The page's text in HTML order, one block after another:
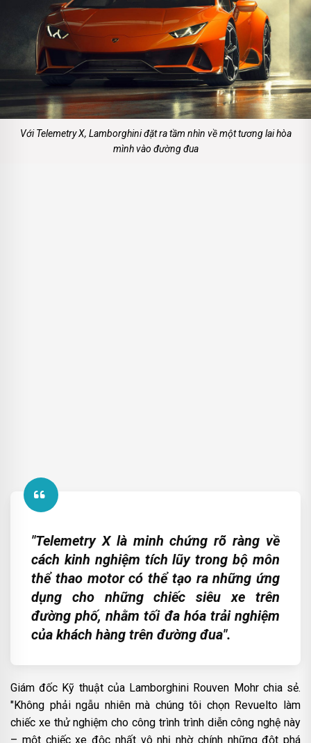
Với Telemetry X, Lamborghini đặt ra tầm nhìn về một tương lai hòa
mình vào đường đua
"Telemetry X là minh chứng rõ ràng về
cách kinh nghiệm tích lũy trong bộ môn
thể thao motor có thể tạo ra những ứng
dụng cho những chiếc siêu xe trên
đường phố, nhằm tối đa hóa trải nghiệm
của khách hàng trên đường đua".
Giám đốc Kỹ thuật của Lamborghini Rouven Mohr chia sẻ.
"Không phải ngẫu nhiên mà chúng tôi chọn Revuelto làm
chiếc xe thử nghiệm cho công trình trình diễn công nghệ này
– một chiếc xe độc nhất vô nhị nhờ chính những đột phá